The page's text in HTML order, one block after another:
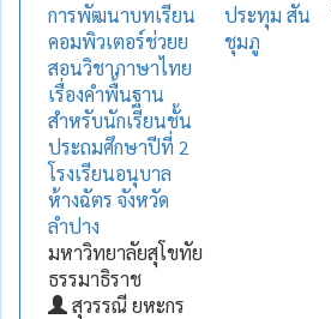
การพัฒนาบทเรียน
คอมพิวเตอร์ช่วยย
สอนวิชาภาษาไทย
เรื่องคำพื้นฐาน
สำหรับนักเรียนชั้น
ประถมศึกษาปีที่ 2
โรงเรียนอนุบาล
ห้างฉัตร จังหวัด
ลำปาง
มหาวิทยาลัยสุโขทัย
ธรรมาธิราช
สุวรรณี ยหะกร
ประทุม สัน
ชุมภู